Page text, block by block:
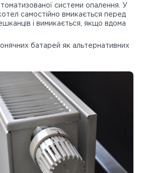
системи опалення. У
самостійно вмикається перед
і вимикається, якщо вдома
батарей як альтернативних